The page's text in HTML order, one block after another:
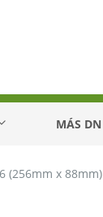
MÁS DN
(256mm x 88mm)